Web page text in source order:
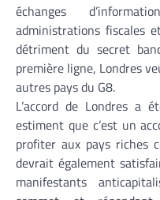
échanges
administrations fiscales
détriment du secret
première ligne, Londres
autres pays du G8.
L’accord de Londres a
estiment que c’est un
profiter aux pays riches
devrait également
manifestants